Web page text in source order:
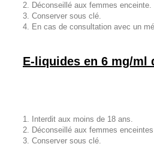
Déconseillé aux femmes enceinte.
Conserver sous clé.
En cas de consultation avec un
E-liquides en 6 mg/ml
Interdit aux moins de 18 ans.
Déconseillé aux femmes
Conserver sous clé.